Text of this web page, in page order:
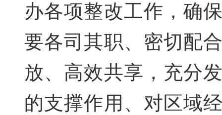
办各项整改工作，确
要各司其职、密切配
放、高效共享，充分
的支撑作用、对区域